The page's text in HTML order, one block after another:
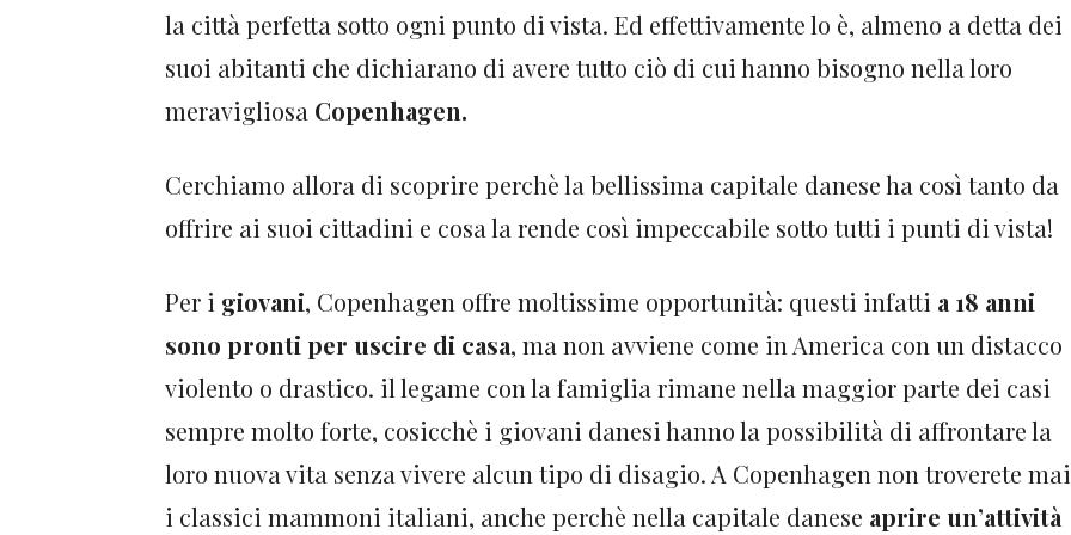
la città perfetta sotto ogni punto di vista. Ed effettivamente lo è, almeno a detta dei
suoi abitanti che dichiarano di avere tutto ciò di cui hanno bisogno nella loro
meravigliosa Copenhagen.
Cerchiamo allora di scoprire perchè la bellissima capitale danese ha così tanto da
offrire ai suoi cittadini e cosa la rende così impeccabile sotto tutti i punti di vista!
Per i giovani, Copenhagen offre moltissime opportunità: questi infatti a 18 anni
sono pronti per uscire di casa, ma non avviene come in America con un distacco
violento o drastico. il legame con la famiglia rimane nella maggior parte dei casi
sempre molto forte, cosicchè i giovani danesi hanno la possibilità di affrontare la
loro nuova vita senza vivere alcun tipo di disagio. A Copenhagen non troverete mai
i classici mammoni italiani, anche perchè nella capitale danese aprire un’attività